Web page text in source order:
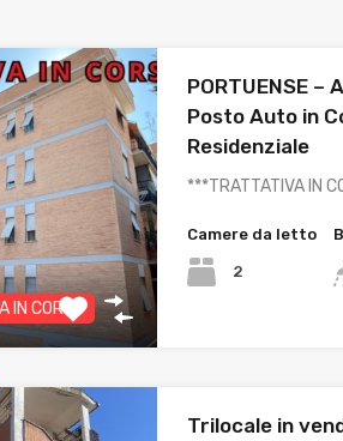
IN CORSO
PORTUENSE –
Posto Auto in
Residenziale
***TRATTATIVA IN
Camere da letto
2
Trilocale in